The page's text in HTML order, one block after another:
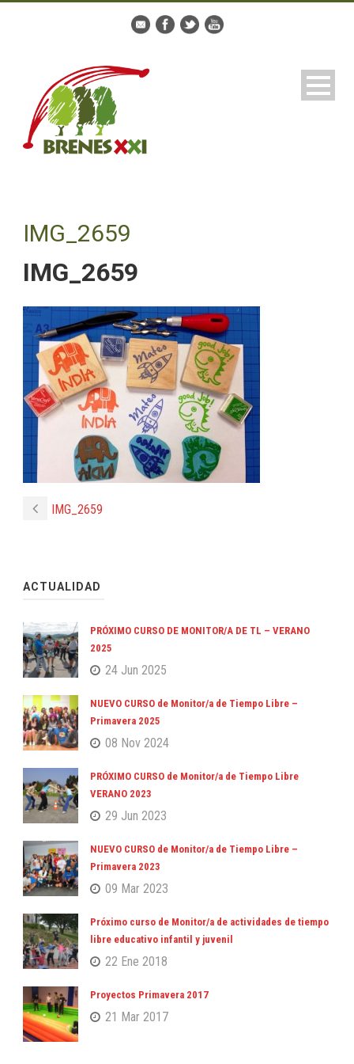
IMG_2659
IMG_2659
IMG_2659
ACTUALIDAD
PRÓXIMO CURSO DE MONITOR/A DE TL – VERANO
2025
24 Jun 2025
NUEVO CURSO de Monitor/a de Tiempo Libre –
Primavera 2025
08 Nov 2024
PRÓXIMO CURSO de Monitor/a de Tiempo Libre
VERANO 2023
29 Jun 2023
NUEVO CURSO de Monitor/a de Tiempo Libre –
Primavera 2023
09 Mar 2023
Próximo curso de Monitor/a de actividades de tiempo
libre educativo infantil y juvenil
22 Ene 2018
Proyectos Primavera 2017
21 Mar 2017